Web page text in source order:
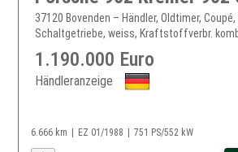
37120 Bovenden – Händler, Oldtimer, Coupé,
Schaltgetriebe, weiss, Kraftstoffverbr.
1.190.000 Euro
Händleranzeige
6.666 km EZ 01/1988 751 PS/552 kW